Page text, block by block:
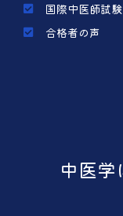
国際中医師試
合格者の声
中医学